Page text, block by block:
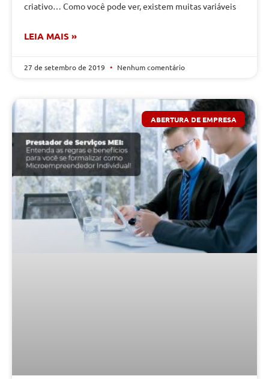
criativo… Como você pode ver, existem muitas variáveis
LEIA MAIS »
27 de setembro de 2019 Nenhum comentário
ABERTURA DE EMPRESA